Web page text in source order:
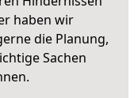
haben wir
die Planung,
Sachen